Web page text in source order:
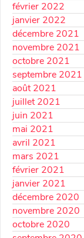
février 2022
janvier 2022
décembre 2021
novembre 2021
octobre 2021
septembre 2021
août 2021
juillet 2021
juin 2021
mai 2021
avril 2021
mars 2021
février 2021
janvier 2021
décembre 2020
novembre 2020
octobre 2020